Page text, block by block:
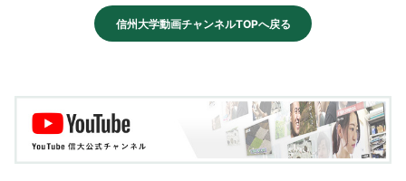
信州大学動画チャンネルTOPへ戻る